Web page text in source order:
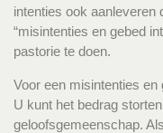
intenties ook aanleveren
“misintenties en gebed
pastorie te doen.
Voor een misintenties en
U kunt het bedrag
geloofsgemeenschap.